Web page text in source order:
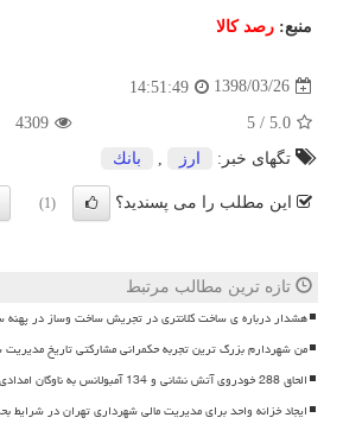
منبع: رصد كالا
1398/03/26
14:51:49
5.0
/
5
4309
تگهای خبر:
ارز بانك
این مطلب را می پسندید؟ (1)
تازه ترین مطالب مرتبط
هشدار درباره ی ساخت کلانتری در تجریش ساخت وساز در پهنه
من شهردارم بزرگ ترین تجربه حکمرانی مشارکتی تاریخ
الحاق 288 خودروی آتش نشانی و 134 آمبولانس به ناوگان امدادی کشور
ایجاد خزانه واحد برای مدیریت مالی شهرداری تهران در شرایط